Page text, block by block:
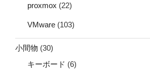
proxmox (22)
VMware (103)
小間物 (30)
キーボード (6)